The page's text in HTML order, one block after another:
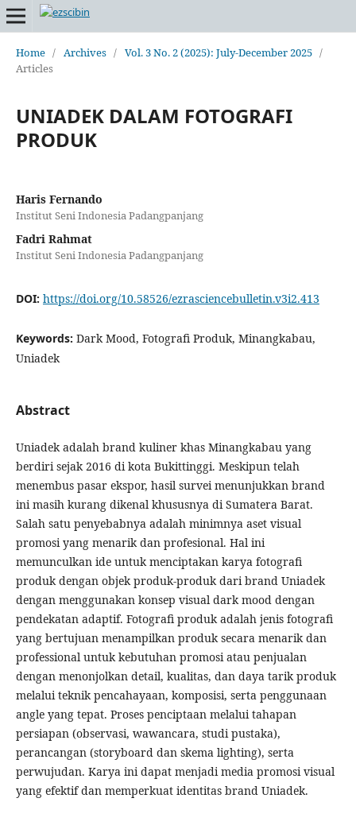
Home / Archives / Vol. 3 No. 2 (2025): July-December 2025 /
Articles
UNIADEK DALAM FOTOGRAFI
PRODUK
Haris Fernando
Institut Seni Indonesia Padangpanjang
Fadri Rahmat
Institut Seni Indonesia Padangpanjang
DOI: https://doi.org/10.58526/ezrasciencebulletin.v3i2.413
Keywords: Dark Mood, Fotografi Produk, Minangkabau,
Uniadek
Abstract
Uniadek adalah brand kuliner khas Minangkabau yang
berdiri sejak 2016 di kota Bukittinggi. Meskipun telah
menembus pasar ekspor, hasil survei menunjukkan brand
ini masih kurang dikenal khususnya di Sumatera Barat.
Salah satu penyebabnya adalah minimnya aset visual
promosi yang menarik dan profesional. Hal ini
memunculkan ide untuk menciptakan karya fotografi
produk dengan objek produk-produk dari brand Uniadek
dengan menggunakan konsep visual dark mood dengan
pendekatan adaptif. Fotografi produk adalah jenis fotografi
yang bertujuan menampilkan produk secara menarik dan
professional untuk kebutuhan promosi atau penjualan
dengan menonjolkan detail, kualitas, dan daya tarik produk
melalui teknik pencahayaan, komposisi, serta penggunaan
angle yang tepat. Proses penciptaan melalui tahapan
persiapan (observasi, wawancara, studi pustaka),
perancangan (storyboard dan skema lighting), serta
perwujudan. Karya ini dapat menjadi media promosi visual
yang efektif dan memperkuat identitas brand Uniadek.